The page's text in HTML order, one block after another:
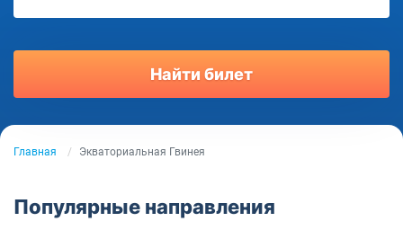
Найти билет
Главная Экваториальная Гвинея
Популярные направления